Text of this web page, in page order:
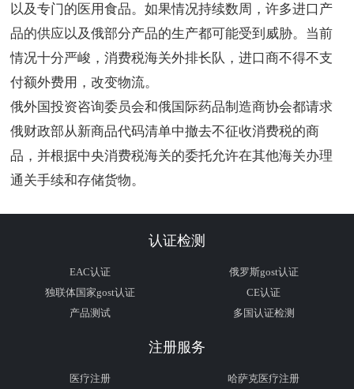
以及专门的医用食品。如果情况持续数周，许多进口产
品的供应以及俄部分产品的生产都可能受到威胁。当前
情况十分严峻，消费税海关外排长队，进口商不得不支
付额外费用，改变物流。
俄外国投资咨询委员会和俄国际药品制造商协会都请求
俄财政部从新商品代码清单中撤去不征收消费税的商
品，并根据中央消费税海关的委托允许在其他海关办理
通关手续和存储货物。
认证检测
EAC认证
俄罗斯gost认证
独联体国家gost认证
CE认证
产品测试
多国认证检测
注册服务
医疗注册 哈萨克医疗注册